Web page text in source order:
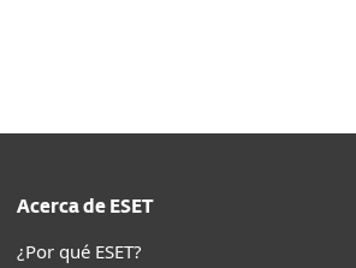
Acerca de ESET
¿Por qué ESET?